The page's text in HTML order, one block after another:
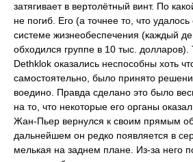
затягивает в вертолётный винт. По
не погиб. Его (а точнее то, что
системе жизнеобеспечения (каждый
обходился группе в 10 тыс. долларов).
Dethklok оказались неспособны хоть
самостоятельно, было принято
воедино. Правда сделано это было
на то, что некоторые его органы
Жан-Пьер вернулся к своим прямым
дальнейшем он редко появляется в
мелькая на заднем плане. Из-за него